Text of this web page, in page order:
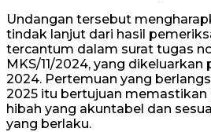
Undangan tersebut
tindak lanjut dari hasil
tercantum dalam surat tugas
MKS/11/2024, yang
2024. Pertemuan yang
2025 itu bertujuan memastikan
hibah yang akuntabel dan
yang berlaku.